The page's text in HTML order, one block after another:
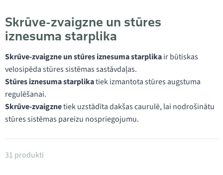
Skrūve-zvaigzne un stūres
iznesuma starplika
Skrūve-zvaigzne un stūres iznesuma starplikair būtiskas
velosipēda stūres sistēmas sastāvdaļas.
Stūres iznesuma starplikatiek izmantota stūres augstuma
regulēšanai.
Skrūve-zvaigznetiek uzstādīta dakšas caurulē, lai nodrošinātu
stūres sistēmas pareizu nospriegojumu.
Produkti kategorijā Skrūve-zvaigzne un stūres
31 produkti